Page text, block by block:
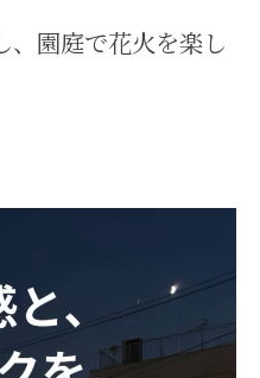
、園庭で花火を楽し